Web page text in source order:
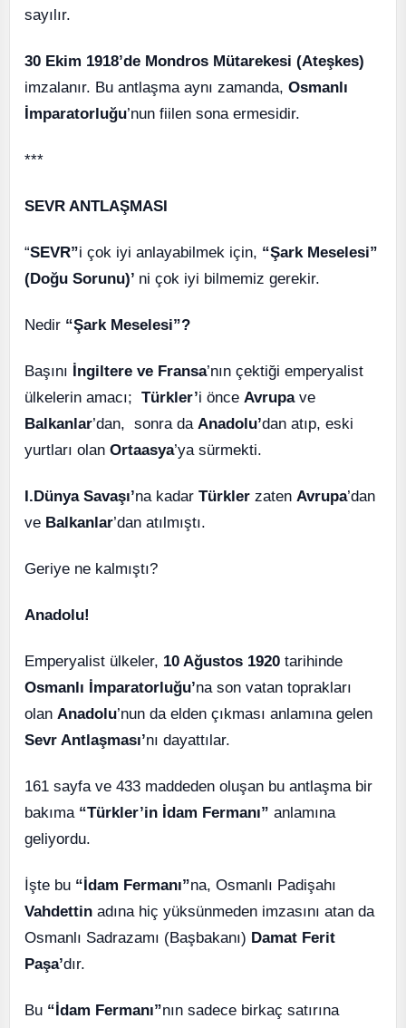
sayılır.
30 Ekim 1918’de Mondros Mütarekesi (Ateşkes)
imzalanır. Bu antlaşma aynı zamanda, Osmanlı
İmparatorluğu’nun fiilen sona ermesidir.
***
SEVR ANTLAŞMASI
“SEVR”i çok iyi anlayabilmek için, “Şark Meselesi”
(Doğu Sorunu)’ ni çok iyi bilmemiz gerekir.
Nedir “Şark Meselesi”?
Başını İngiltere ve Fransa’nın çektiği emperyalist
ülkelerin amacı; Türkler’i önce Avrupa ve
Balkanlar’dan, sonra da Anadolu’dan atıp, eski
yurtları olan Ortaasya’ya sürmekti.
I.Dünya Savaşı’na kadar Türkler zaten Avrupa’dan
ve Balkanlar’dan atılmıştı.
Geriye ne kalmıştı?
Anadolu!
Emperyalist ülkeler, 10 Ağustos 1920 tarihinde
Osmanlı İmparatorluğu’na son vatan toprakları
olan Anadolu’nun da elden çıkması anlamına gelen
Sevr Antlaşması’nı dayattılar.
161 sayfa ve 433 maddeden oluşan bu antlaşma bir
bakıma “Türkler’in İdam Fermanı” anlamına
geliyordu.
İşte bu “İdam Fermanı”na, Osmanlı Padişahı
Vahdettin adına hiç yüksünmeden imzasını atan da
Osmanlı Sadrazamı (Başbakanı) Damat Ferit
Paşa’dır.
Bu “İdam Fermanı”nın sadece birkaç satırına